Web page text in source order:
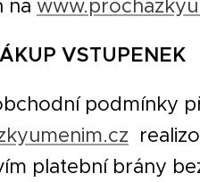
na
VSTUPENEK
podmínky
platební brány